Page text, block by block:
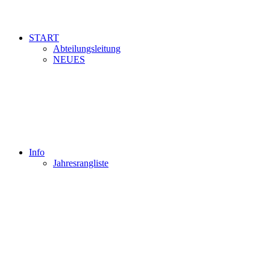
START
Abteilungsleitung
NEUES
Info
Jahresrangliste